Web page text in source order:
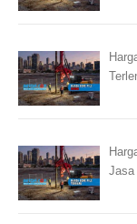
Jasa